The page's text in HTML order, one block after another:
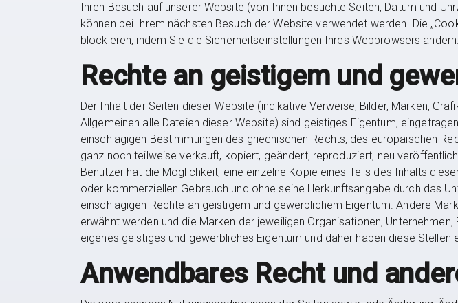
Ihren Besuch auf unserer Website (von Ihnen besuchte Seiten, Datum und
können bei Ihrem nächsten Besuch der Website verwendet werden. Die
blockieren, indem Sie die Sicherheitseinstellungen Ihres Webbrowsers ändern.
Rechte an geistigem und
Der Inhalt der Seiten dieser Website (indikative Verweise, Bilder, Marken,
Allgemeinen alle Dateien dieser Website) sind geistiges Eigentum,
einschlägigen Bestimmungen des griechischen Rechts, des europäischen
ganz noch teilweise verkauft, kopiert, geändert, reproduziert, neu
Benutzer hat die Möglichkeit, eine einzelne Kopie eines Teils des Inhalts
oder kommerziellen Gebrauch und ohne seine Herkunftsangabe durch das
einschlägigen Rechte an geistigem und gewerblichem Eigentum. Andere
erwähnt werden und die Marken der jeweiligen Organisationen,
eigenes geistiges und gewerbliches Eigentum und daher haben diese Stellen
Anwendbares Recht und